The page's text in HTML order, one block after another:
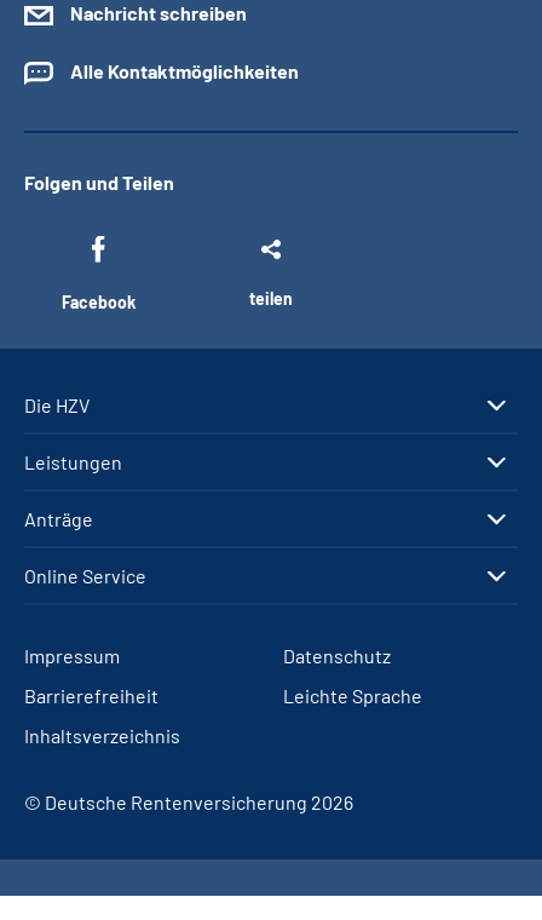
Nachricht schreiben
Alle Kontaktmöglichkeiten
Folgen und Teilen
Facebook teilen
Die HZV
Leistungen
Anträge
Online Service
Impressum
Datenschutz
Barrierefreiheit
Leichte Sprache
Inhaltsverzeichnis
© Deutsche Rentenversicherung 2026